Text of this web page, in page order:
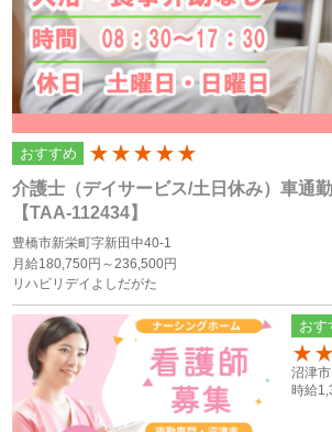
個人情報の利用目的
個人情報の利用目的は以下の通りです。利
当サイトにおけるユーザーへのサービス
本サービスの利用に伴う連絡・各種お知
付
ユーザーの承諾・申込みに基づく、本サ
への個人情報の提供
属性情報･端末情報・位置情報・行動履
告・コンテンツ等の配信・表示、本サ
本サービスの改善・新規サービスの開
介護士（デイサービス/土日休み）車通
【TAA-112434】
豊橋市新栄町字新田中40-1
月給180,750円～ 236,500円
リハビリデイよしだがた
おすすめ
200
おす
150
沼津
時給